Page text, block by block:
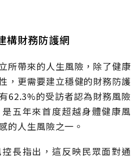
構財務防護網
所帶來的人生風險，除了健康
，更需要建立穩健的財務防護
62.3%的受訪者認為財務風險
五年來首度超越身體健康風
的人生風險之一。
長指出，這反映民眾面對通